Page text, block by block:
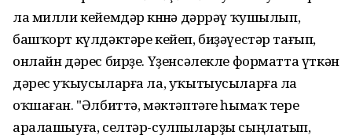
ла милли кейемдәр көнөнә дәррәү ҡушылып,
башҡорт күлдәктәре кейеп, биҙәүестәр тағып,
онлайн дәрес бирҙе. Үҙенсәлекле форматта үткән
дәрес уҡыусыларға ла, уҡытыусыларға ла
оҡшаған. "Әлбиттә, мәктәптәге һымаҡ тере
аралашыуға, селтәр-сулпыларҙы сыңлатып,